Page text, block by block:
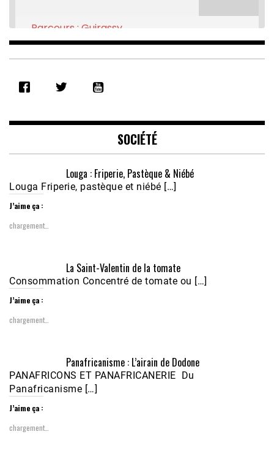
RSS FEED
EMBED
Parcours : Guirassy
Feb 16, 2021 • 28:08
Nobana (Podologue)
Feb 24, 2021 • 28mn
SOCIÉTÉ
Louga : Friperie, Pastèque & Niébé
Louga Friperie, pastèque et niébé […]
J’aime ça :
chargement…
La Saint-Valentin de la tomate
Consommation Concentré de tomate ou […]
J’aime ça :
chargement…
Panafricanisme : L’airain de Dodone
PANAFRICONS ET PANAFRICANERIE Du
Panafricanisme […]
J’aime ça :
chargement…